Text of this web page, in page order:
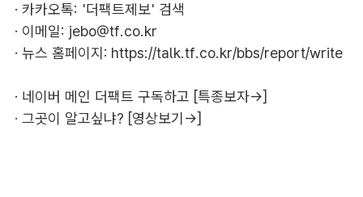
· 카카오톡: '더팩트제보' 검색
· 이메일: jebo@tf.co.kr
· 뉴스 홈페이지: https://talk.tf.co.kr/bbs/report/write
· 네이버 메인 더팩트 구독하고 [특종보자→]
· 그곳이 알고싶냐? [영상보기→]